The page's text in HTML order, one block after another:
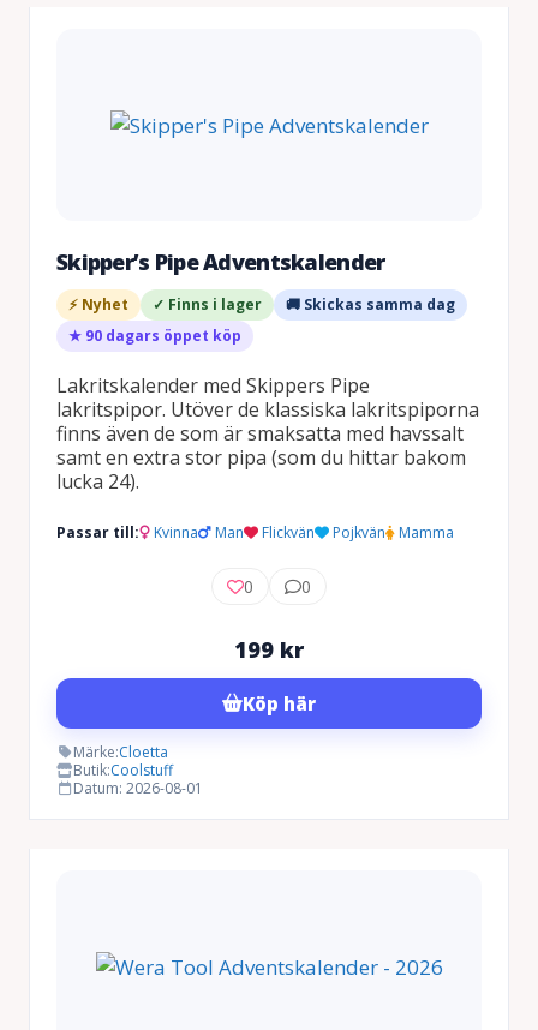
Skipper’s Pipe Adventskalender
⚡ Nyhet ✓ Finns i lager
🚚 Skickas samma dag
★ 90 dagars öppet köp
Lakritskalender med Skippers Pipe
lakritspipor. Utöver de klassiska lakritspiporna
finns även de som är smaksatta med havssalt
samt en extra stor pipa (som du hittar bakom
lucka 24).
Passar till: Kvinna Man Flickvän Pojkvän Mamma
0 0
199 kr
Köp här
Märke:Cloetta
Butik:Coolstuff
Datum: 2026-08-01